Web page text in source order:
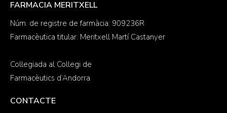
FARMACIA MERITXELL
Núm. de registre de farmàcia: 909236R
Farmacèutica titular: Meritxell Martí Castanyer
Col·legiada al Col·legi de
Farmacèutics d’Andorra
CONTACTE